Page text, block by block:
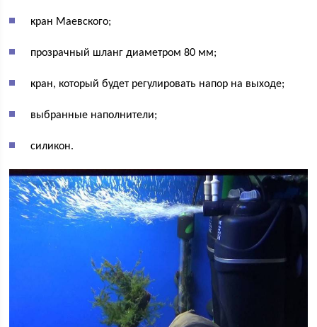
кран Маевского;
прозрачный шланг диаметром 80 мм;
кран, который будет регулировать напор на выходе;
выбранные наполнители;
силикон.